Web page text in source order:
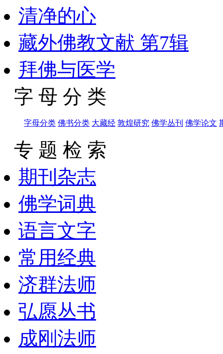
清净的心
藏外佛教文献 第7辑
拜佛与医学
字 母 分 类
字母分类 佛书分类 大藏经 敦煌研究 佛学丛刊 佛学论文
专 题 检 索
期刊杂志
佛学词典
语言文字
常用经典
济群法师
弘愿丛书
成刚法师